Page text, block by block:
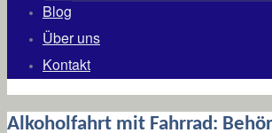
Blog
Über uns
Kontakt
Alkoholfahrt mit Fahrrad: